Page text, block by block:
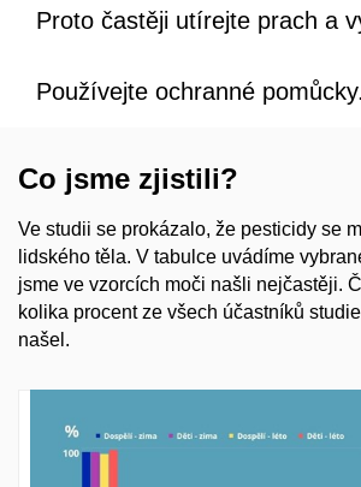
Proto častěji utírejte prach a
Používejte ochranné pomůcky.
Co jsme zjistili?
Ve studii se prokázalo, že pesticidy se
lidského těla. V tabulce uvádíme
jsme ve vzorcích moči našli nejčastěji.
kolika procent ze všech účastníků
našel.